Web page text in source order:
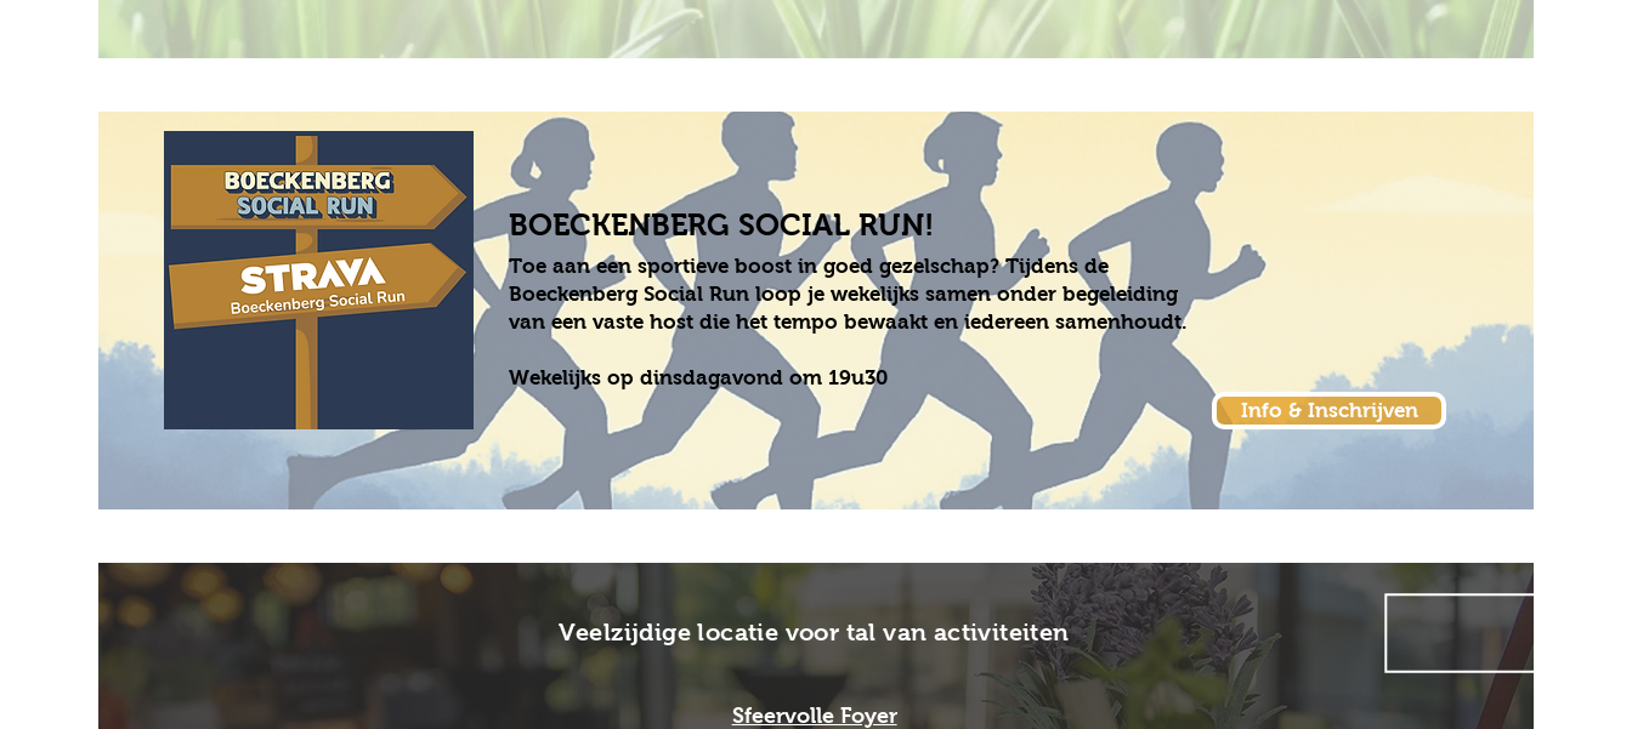
BOECKENBERG SOCIAL RUN!
Toe aan een sportieve boost in goed gezelschap? Tijdens de
Boeckenberg Social Run loop je wekelijks samen onder begeleiding
van een vaste host die het tempo bewaakt en iedereen samenhoudt.
Wekelijks op dinsdagavond om 19u30
Info & Inschrijven
Veelzijdige locatie voor tal van activiteiten
Sfeervolle Foyer